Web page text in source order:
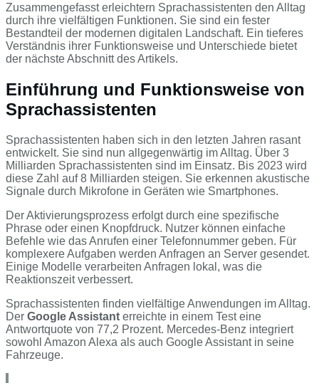
Zusammengefasst erleichtern Sprachassistenten den Alltag
durch ihre vielfältigen Funktionen. Sie sind ein fester
Bestandteil der modernen digitalen Landschaft. Ein tieferes
Verständnis ihrer Funktionsweise und Unterschiede bietet
der nächste Abschnitt des Artikels.
Einführung und Funktionsweise von
Sprachassistenten
Sprachassistenten haben sich in den letzten Jahren rasant
entwickelt. Sie sind nun allgegenwärtig im Alltag. Über 3
Milliarden Sprachassistenten sind im Einsatz. Bis 2023 wird
diese Zahl auf 8 Milliarden steigen. Sie erkennen akustische
Signale durch Mikrofone in Geräten wie Smartphones.
Der Aktivierungsprozess erfolgt durch eine spezifische
Phrase oder einen Knopfdruck. Nutzer können einfache
Befehle wie das Anrufen einer Telefonnummer geben. Für
komplexere Aufgaben werden Anfragen an Server gesendet.
Einige Modelle verarbeiten Anfragen lokal, was die
Reaktionszeit verbessert.
Sprachassistenten finden vielfältige Anwendungen im Alltag.
Der Google Assistant erreichte in einem Test eine
Antwortquote von 77,2 Prozent. Mercedes-Benz integriert
sowohl Amazon Alexa als auch Google Assistant in seine
Fahrzeuge.